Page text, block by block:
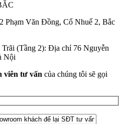
Phạm Văn Đồng, Cổ Nhuế 2, Bắc
(Tầng 2): Địa chỉ 76 Nguyễn
Nội
viên tư vấn của chúng tôi sẽ gọi